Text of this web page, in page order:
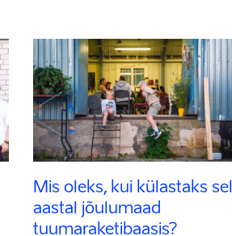
Mis oleks, kui külastaks sel
aastal jõulumaad
tuumaraketibaasis?